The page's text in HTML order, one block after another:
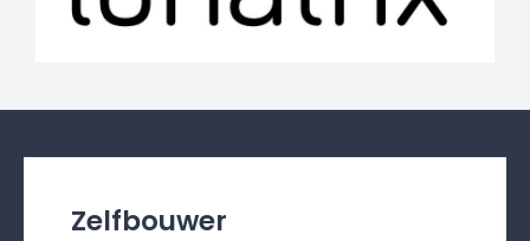
Zelfbouwer